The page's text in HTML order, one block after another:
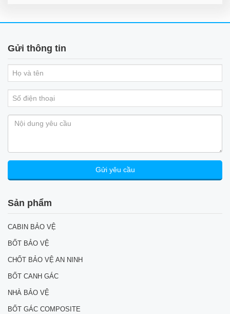
Gửi thông tin
Sản phẩm
CABIN BẢO VỆ
BỐT BẢO VỆ
CHỐT BẢO VỆ AN NINH
BỐT CANH GÁC
NHÀ BẢO VỆ
BỐT GÁC COMPOSITE